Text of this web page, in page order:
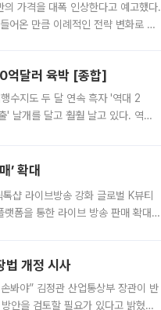
가격을 대폭 인상한다고 예고했다.
어온 만큼 이례적인 전략 변화로 평
억달러 육박 [종합]
수지도 두 달 연속 흑자 '역대 2
' 날개를 달고 훨훨 날고 있다. 역대
’ 확대
샵 라이브방송 강화 글로벌 K뷰티
폼을 통한 라이브 방송 판매 확대에
법 개정 시사
봐야” 김정관 산업통상부 장관이 반
안을 검토할 필요가 있다고 밝혔다.